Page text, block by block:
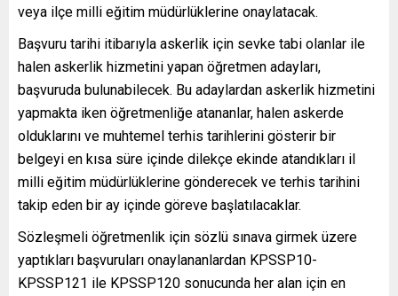
veya ilçe milli eğitim müdürlüklerine onaylatacak.
Başvuru tarihi itibarıyla askerlik için sevke tabi olanlar ile
halen askerlik hizmetini yapan öğretmen adayları,
başvuruda bulunabilecek. Bu adaylardan askerlik hizmetini
yapmakta iken öğretmenliğe atananlar, halen askerde
olduklarını ve muhtemel terhis tarihlerini gösterir bir
belgeyi en kısa süre içinde dilekçe ekinde atandıkları il
milli eğitim müdürlüklerine gönderecek ve terhis tarihini
takip eden bir ay içinde göreve başlatılacaklar.
Sözleşmeli öğretmenlik için sözlü sınava girmek üzere
yaptıkları başvuruları onaylananlardan KPSSP10-
KPSSP121 ile KPSSP120 sonucunda her alan için en